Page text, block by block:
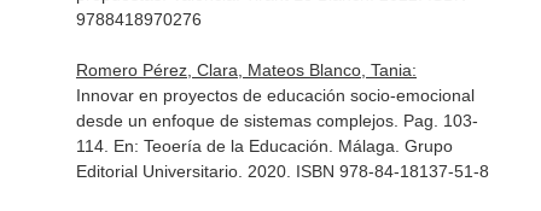
9788418970276
Romero Pérez, Clara, Mateos Blanco, Tania:
Innovar en proyectos de educación socio-emocional
desde un enfoque de sistemas complejos. Pag. 103-
114. En: Teoería de la Educación . Málaga. Grupo
Editorial Universitario. 2020. ISBN 978-84-18137-51-8